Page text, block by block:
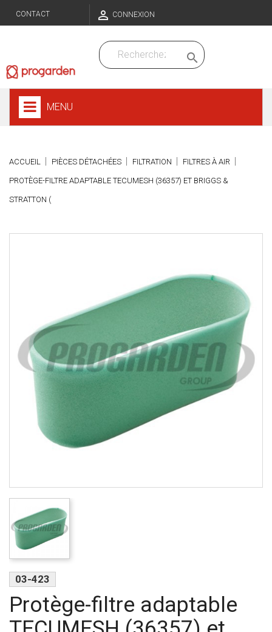
CONTACT  CONNEXION

MENU
ACCUEIL PIÈCES DÉTACHÉES FILTRATION FILTRES À AIR
PROTÈGE-FILTRE ADAPTABLE TECUMESH (36357) ET BRIGGS &
STRATTON (
03-423
Protège-filtre adaptable